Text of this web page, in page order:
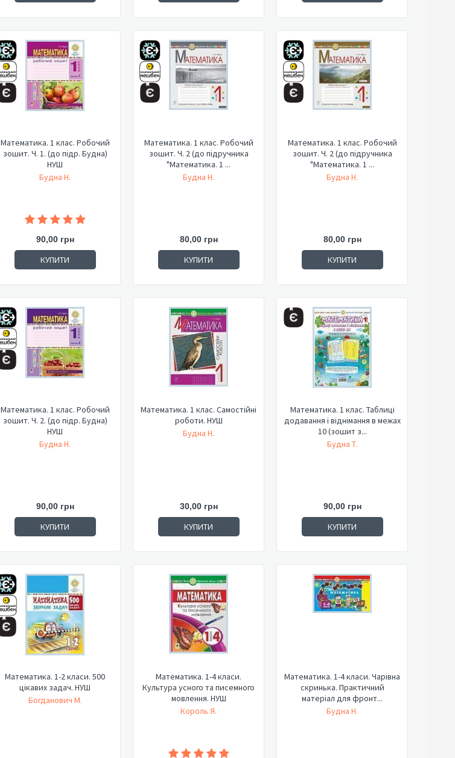
Математика. 1 клас. Робочий
зошит. Ч. 1. (до підр. Будна)
НУШ
Будна Н.
90,00 грн
КУПИТИ
Математика. 1 клас. Робочий
зошит. Ч. 2 (до підручника
"Математика. 1 ...
Будна Н.
80,00 грн
КУПИТИ
Математика. 1 клас. Робочий
зошит. Ч. 2 (до підручника
"Математика. 1 ...
Будна Н.
80,00 грн
КУПИТИ
Математика. 1 клас. Робочий
зошит. Ч. 2. (до підр. Будна)
НУШ
Будна Н.
90,00 грн
КУПИТИ
Математика. 1 клас. Самостійні
роботи. НУШ
Будна Н.
30,00 грн
КУПИТИ
Математика. 1 клас. Таблиці
додавання і віднімання в межах
10 (зошит з...
Будна Т.
90,00 грн
КУПИТИ
Математика. 1-2 класи. 500
цікавих задач. НУШ
Богданович М.
Математика. 1-4 класи.
Культура усного та писемного
мовлення. НУШ
Король Я.
Математика. 1-4 класи. Чарівна
скринька. Практичний
матеріал для фронт...
Будна Н.